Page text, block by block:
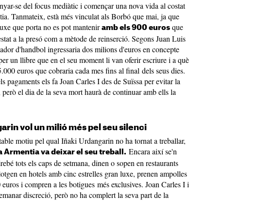
se del focus mediàtic i començar una nova vida al costat
Tanmateix, està més vinculat als Borbó que mai, ja que
que porta no es pot mantenir amb els 900 euros que
a la presó com a mètode de reinserció. Segons Juan Luis
d'handbol ingressaria dos milions d'euros en concepte
un llibre que en el seu moment li van oferir escriure i a què
euros que cobraria cada mes fins al final dels seus dies.
pagaments els fa Joan Carles I des de Suïssa per evitar la
el dia de la seva mort haurà de continuar amb ells la
vol un milió més pel seu silenci
motiu pel qual Iñaki Urdangarin no ha tornat a treballar,
Armentia va deixar el seu treball. Encara així se'n
tots els caps de setmana, dinen o sopen en restaurants
en hotels amb cinc estrelles gran luxe, prenen ampolles
i compren a les botigues més exclusives. Joan Carles I i
discreció, però no ha complert la seva part de la